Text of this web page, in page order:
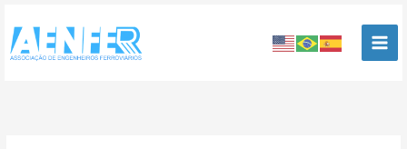
para
conteúdo